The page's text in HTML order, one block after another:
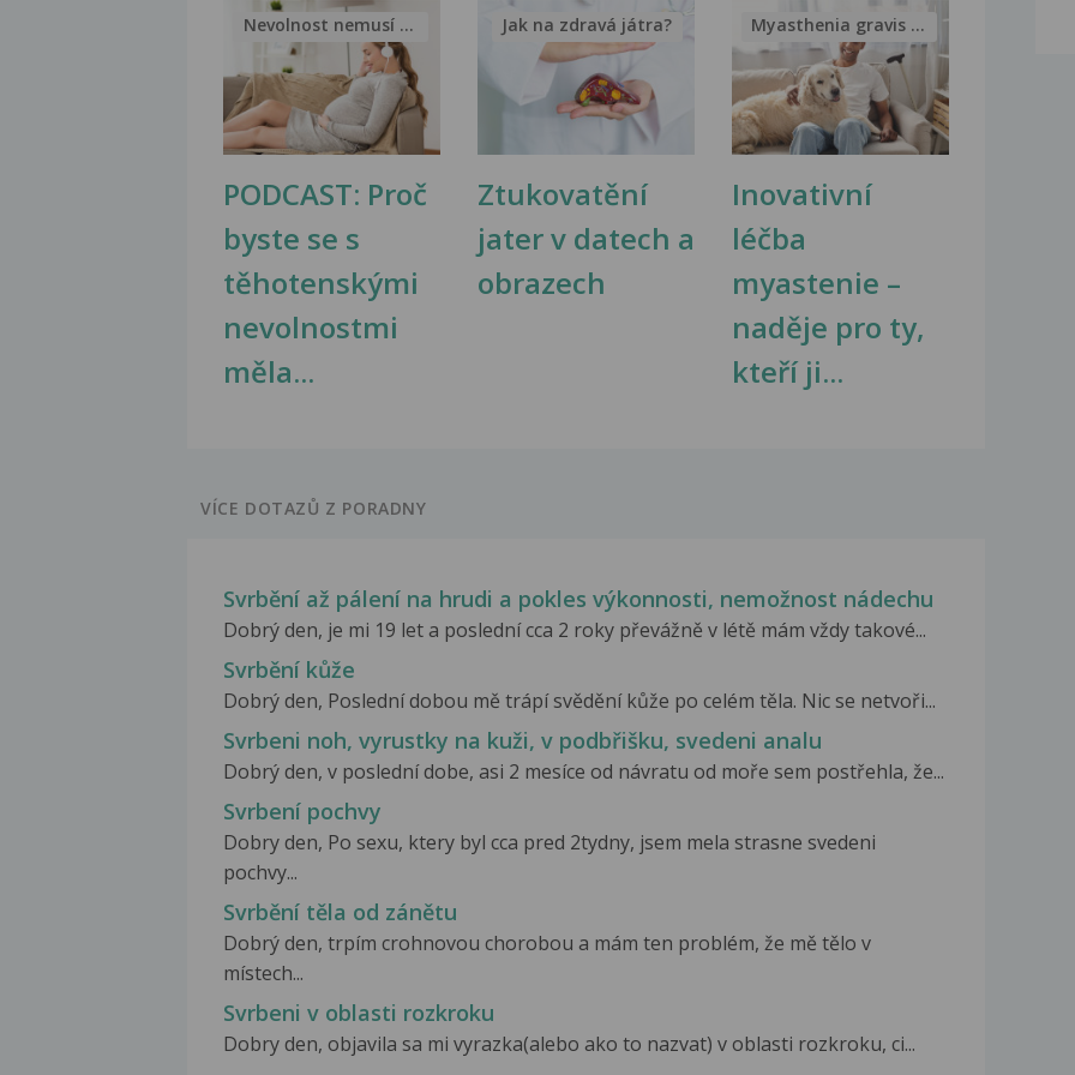
PODCAST: Proč
byste se s
těhotenskými
nevolnostmi
měla...
Nevolnost nemusí být nutnou...
Ztukovatění
jater v datech a
obrazech
Jak na zdravá játra?
Inovativní
léčba
myastenie –
naděje pro ty,
kteří ji...
Myasthenia gravis – vše, co...
VÍCE DOTAZŮ Z PORADNY
Svrbění až pálení na hrudi a pokles výkonnosti, nemožnost nádechu
Dobrý den, je mi 19 let a poslední cca 2 roky převážně v létě mám vždy takové...
Svrbění kůže
Dobrý den, Poslední dobou mě trápí svědění kůže po celém těla. Nic se netvoři...
Svrbeni noh, vyrustky na kuži, v podbřišku, svedeni analu
Dobrý den, v poslední dobe, asi 2 mesíce od návratu od moře sem postřehla, že...
Svrbení pochvy
Dobry den, Po sexu, ktery byl cca pred 2tydny, jsem mela strasne svedeni
pochvy...
Svrbění těla od zánětu
Dobrý den, trpím crohnovou chorobou a mám ten problém, že mě tělo v
místech...
Svrbeni v oblasti rozkroku
Dobry den, objavila sa mi vyrazka(alebo ako to nazvat) v oblasti rozkroku, ci...